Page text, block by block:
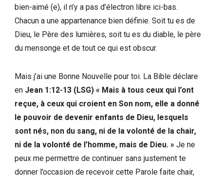
bien-aimé (e), il n’y a pas d’électron libre ici-bas.
Chacun a une appartenance bien définie. Soit tu es de
Dieu, le Père des lumières, soit tu es du diable, le père
du mensonge et de tout ce qui est obscur.
Mais j’ai une Bonne Nouvelle pour toi. La Bible déclare
en Jean 1:12-13 (LSG) « Mais à tous ceux qui l’ont
reçue, à ceux qui croient en Son nom, elle a donné
le pouvoir de devenir enfants de Dieu, lesquels
sont nés, non du sang, ni de la volonté de la chair,
ni de la volonté de l’homme, mais de Dieu. » Je ne
peux me permettre de continuer sans justement te
donner l’occasion de recevoir cette Parole faite chair,